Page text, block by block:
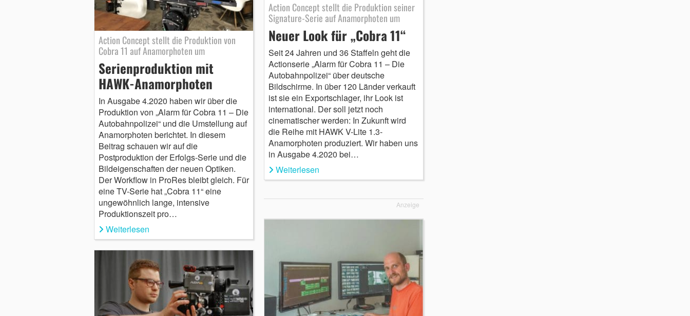
Action Concept stellt die Produktion von
Cobra 11 auf Anamorphoten um
Serienproduktion mit
HAWK-Anamorphoten
In Ausgabe 4.2020 haben wir über die
Produktion von „Alarm für Cobra 11 – Die
Autobahnpolizei“ und die Umstellung auf
Anamorphoten berichtet. In diesem
Beitrag schauen wir auf die
Postproduktion der Erfolgs-Serie und die
Bildeigenschaften der neuen Optiken.
Der Workflow in ProRes bleibt gleich. Für
eine TV-Serie hat „Cobra 11“ eine
ungewöhnlich lange, intensive
Produktionszeit pro…
Weiterlesen
Action Concept stellt die Produktion seiner
Signature-Serie auf Anamorphoten um
Neuer Look für „Cobra 11“
Seit 24 Jahren und 36 Staffeln geht die
Actionserie „Alarm für Cobra 11 – Die
Autobahnpolizei“ über deutsche
Bildschirme. In über 120 Länder verkauft
ist sie ein Exportschlager, ihr Look ist
international. Der soll jetzt noch
cinematischer werden: In Zukunft wird
die Reihe mit HAWK V-Lite 1.3-
Anamorphoten produziert. Wir haben uns
in Ausgabe 4.2020 bei…
Weiterlesen
Anzeige